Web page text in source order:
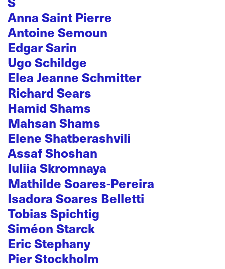
Anna Saint Pierre
Antoine Semoun
Edgar Sarin
Ugo Schildge
Elea Jeanne Schmitter
Richard Sears
Hamid Shams
Mahsan Shams
Elene Shatberashvili
Assaf Shoshan
Iuliia Skromnaya
Mathilde Soares-Pereira
Isadora Soares Belletti
Tobias Spichtig
Siméon Starck
Eric Stephany
Pier Stockholm